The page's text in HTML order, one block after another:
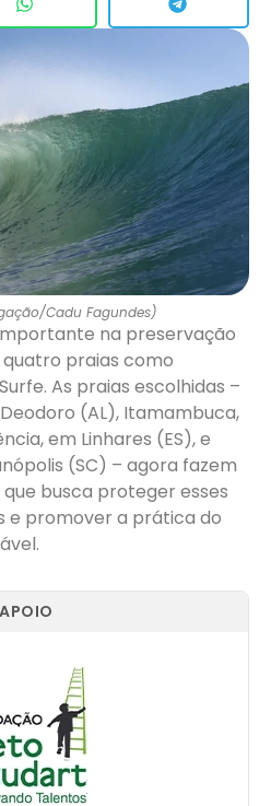
Cadu Fagundes)
na preservação
praias como
As praias escolhidas –
(AL), Itamambuca,
em Linhares (ES), e
(SC) – agora fazem
busca proteger esses
e promover a prática do
APOIO